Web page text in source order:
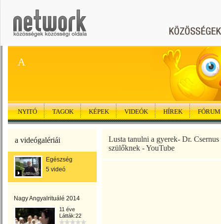
A
NYITÓ TAGOK KÉPEK VIDEÓK HÍREK FÓRUM
a videógalériái
Egészség
5 videó
Nagy Angyalrituálé 2014
11 éve
Látták:22
Lusta tanulni a gyerek- Dr. Csernus
szülőknek - YouTube